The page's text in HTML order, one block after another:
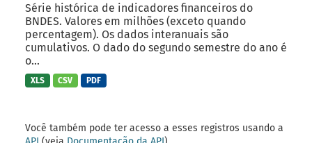
Série histórica de indicadores financeiros do
BNDES. Valores em milhões (exceto quando
percentagem). Os dados interanuais são
cumulativos. O dado do segundo semestre do ano é
o...
XLS CSV PDF
Você também pode ter acesso a esses registros usando a